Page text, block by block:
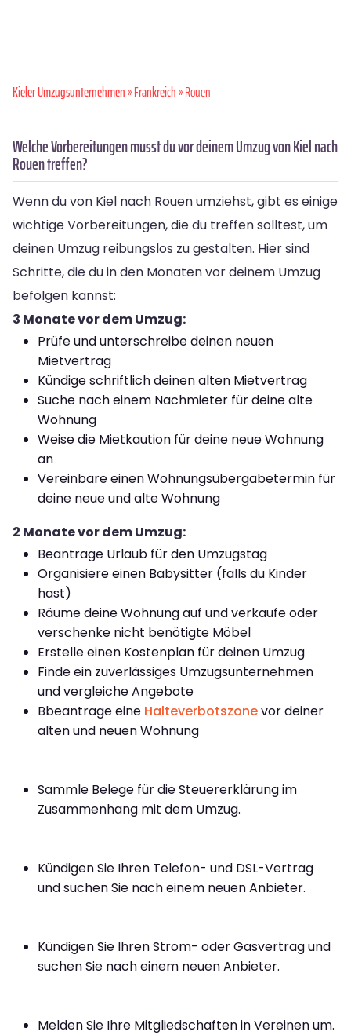
Kieler Umzugsunternehmen»Frankreich» Rouen
Welche Vorbereitungen musst du vor deinem Umzug von Kiel nach
Rouen treffen?
Wenn du von Kiel nach Rouen umziehst, gibt es einige
wichtige Vorbereitungen, die du treffen solltest, um
deinen Umzug reibungslos zu gestalten. Hier sind
Schritte, die du in den Monaten vor deinem Umzug
befolgen kannst:
3 Monate vor dem Umzug:
Prüfe und unterschreibe deinen neuen
Mietvertrag
Kündige schriftlich deinen alten Mietvertrag
Suche nach einem Nachmieter für deine alte
Wohnung
Weise die Mietkaution für deine neue Wohnung
an
Vereinbare einen Wohnungsübergabetermin für
deine neue und alte Wohnung
2 Monate vor dem Umzug:
Beantrage Urlaub für den Umzugstag
Organisiere einen Babysitter (falls du Kinder
hast)
Räume deine Wohnung auf und verkaufe oder
verschenke nicht benötigte Möbel
Erstelle einen Kostenplan für deinen Umzug
Finde ein zuverlässiges Umzugsunternehmen
und vergleiche Angebote
Bbeantrage eine Halteverbotszonevor deiner
alten und neuen Wohnung
Sammle Belege für die Steuererklärung im
Zusammenhang mit dem Umzug.
Kündigen Sie Ihren Telefon- und DSL-Vertrag
und suchen Sie nach einem neuen Anbieter.
Kündigen Sie Ihren Strom- oder Gasvertrag und
suchen Sie nach einem neuen Anbieter.
Melden Sie Ihre Mitgliedschaften in Vereinen um.